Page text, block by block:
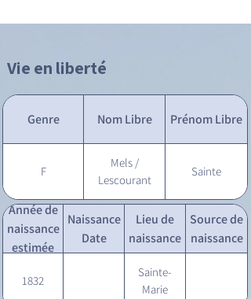
Vie en liberté
Genre Nom Libre Prénom Libre
F
Mels /
Lescourant
Sainte
Année de
naissance
estimée
Naissance
Date
Lieu de
naissance
Source de
naissance
1832
Sainte-
Marie